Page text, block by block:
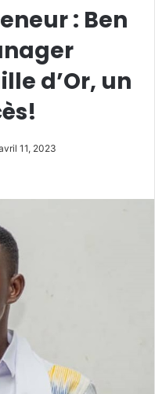
: Ben
d’Or, un
11, 2023